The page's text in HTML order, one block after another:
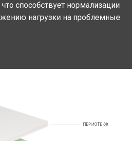
что способствует нормализации
нагрузки на проблемные
ПЕРИОТЕК®